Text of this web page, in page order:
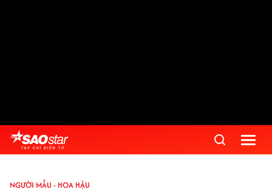
NGƯỜI MẪU - HOA HẬU